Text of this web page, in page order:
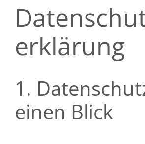
erklärung
1.
einen Blick